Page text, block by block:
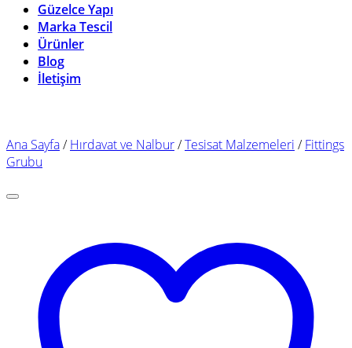
Güzelce Yapı
Marka Tescil
Ürünler
Blog
İletişim
Ana Sayfa/ Hırdavat ve Nalbur/Tesisat Malzemeleri / Fittings
Grubu